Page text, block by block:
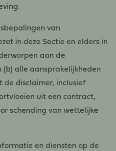
van
in deze Sectie en elders in
aan de
alle aansprakelijkheden
de disclaimer, inclusief
uit een contract,
schending van wettelijke
en diensten op de